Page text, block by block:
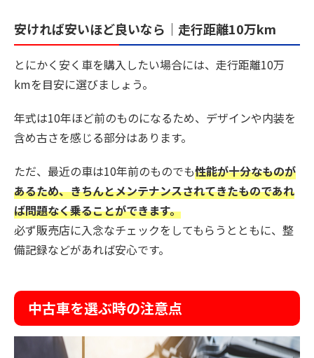
安ければ安いほど良いなら｜走行距離10万km
とにかく安く車を購入したい場合には、走行距離10万
kmを目安に選びましょう。
年式は10年ほど前のものになるため、デザインや内装を
含め古さを感じる部分はあります。
ただ、最近の車は10年前のものでも性能が十分なものが
あるため、きちんとメンテナンスされてきたものであれ
ば問題なく乗ることができます。
必ず販売店に入念なチェックをしてもらうとともに、整
備記録などがあれば安心です。
中古車を選ぶ時の注意点